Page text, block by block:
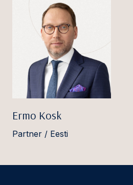
Ermo Kosk
Partner / Eesti